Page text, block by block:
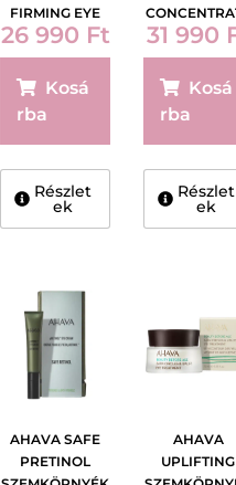
FIRMING EYE
CREAM 15ML
26 990 Ft
Kosá
rba
Részlet
ek
EYE SERUM
ML
31 990
Kosá
rba
Részlet
ek
AHAVA SAFE
PRETINOL
AHAVA
UPLIFTING